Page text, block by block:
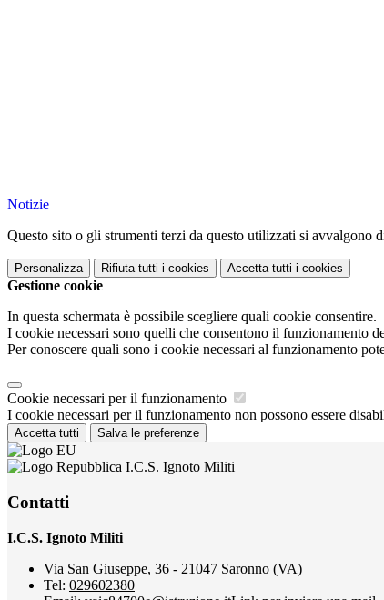
Notizie
Questo sito o gli strumenti terzi da questo utilizzati si avvalgono
Personalizza Rifiuta tutti i cookies Accetta tutti i cookies
Gestione cookie
In questa schermata è possibile scegliere quali cookie consentire.
I cookie necessari sono quelli che consentono il funzionamento
Per conoscere quali sono i cookie necessari al funzionamento
Cookie necessari per il funzionamento
I cookie necessari per il funzionamento non possono essere
Accetta tutti Salva le preferenze
I.C.S. Ignoto Militi
Contatti
I.C.S. Ignoto Militi
Via San Giuseppe, 36 - 21047 Saronno (VA)
Tel: 029602380